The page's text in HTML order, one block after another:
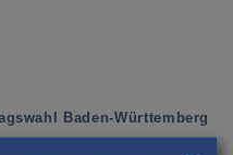
Baden-Württemberg